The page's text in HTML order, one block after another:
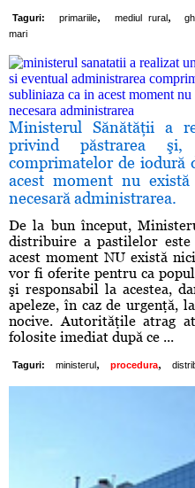
Taguri: primariile, mediul rural,
mari
Ministerul Sănătăţii a
privind păstrarea şi,
comprimatelor de iodură
acest moment nu
necesară administrarea.
De la bun început,
distribuire a pastilelor
acest moment NU există
vor fi oferite pentru ca
şi responsabil la acestea,
apeleze, în caz de urgenţă,
nocive. Autorităţile atrag
folosite imediat după ce ...
Taguri: ministerul , procedura,